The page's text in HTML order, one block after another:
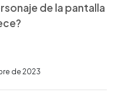
de la pantalla
de 2023